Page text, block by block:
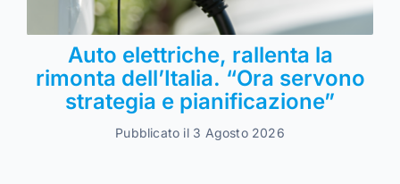
Auto elettriche, rallenta la
rimonta dell’Italia. “Ora servono
strategia e pianificazione”
Pubblicato il 3 Agosto 2026